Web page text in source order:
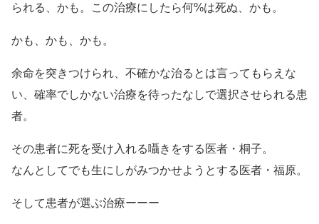
られる、かも。この治療にしたら何%は死ぬ、かも。
かも、かも、かも。
余命を突きつけられ、不確かな治るとは言ってもらえな
い、確率でしかない治療を待ったなしで選択させられる患
者。
その患者に死を受け入れる囁きをする医者・桐子。
なんとしてでも生にしがみつかせようとする医者・福原。
そして患者が選ぶ治療ーーー